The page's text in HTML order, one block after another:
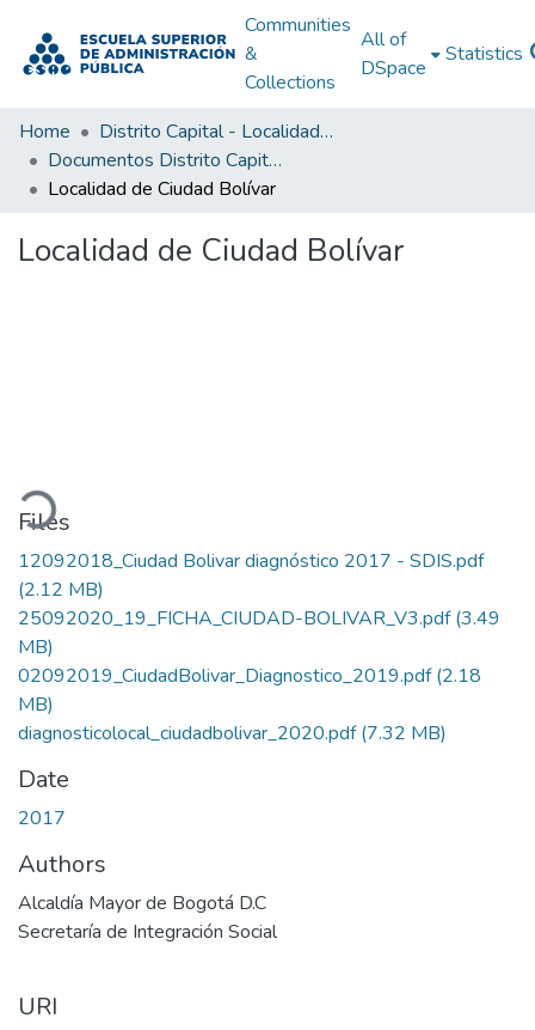
Communities
&
Collections
All of
DSpace
Statistics
Home
Distrito Capital - Localidades
Documentos Distrito Capital - Localidades
Localidad de Ciudad Bolívar
Localidad de Ciudad Bolívar
Files
12092018_Ciudad Bolivar diagnóstico 2017 - SDIS.pdf
(2.12 MB)
25092020_19_FICHA_CIUDAD-BOLIVAR_V3.pdf(3.49
MB)
02092019_CiudadBolivar_Diagnostico_2019.pdf(2.18
MB)
diagnosticolocal_ciudadbolivar_2020.pdf(7.32 MB)
Date
2017
Authors
Alcaldía Mayor de Bogotá D.C
Secretaría de Integración Social
URI